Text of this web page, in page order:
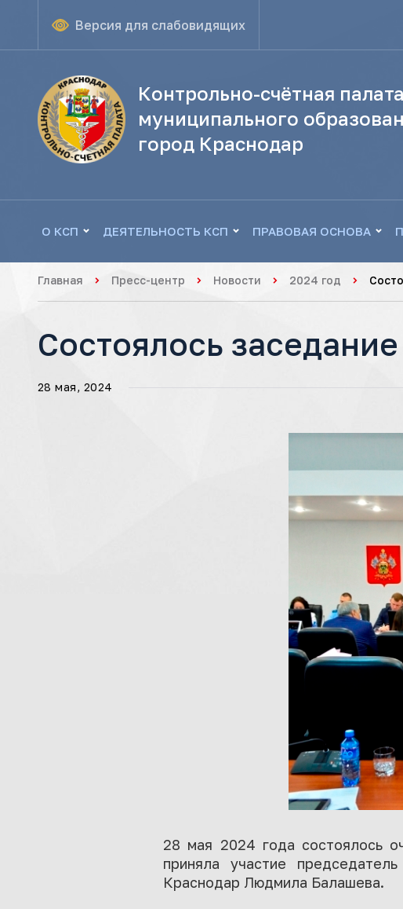
Версия для слабовидящих
Контрольно-счётная палата
муниципального
город Краснодар
О КСП ДЕЯТЕЛЬНОСТЬ КСП ПРАВОВАЯ ОСНОВА
Главная Пресс-центр Новости 2024 год
Состоялось
28 мая, 2024
28 мая 2024 года состоялось
приняла участие
Краснодар Людмила Балашева.